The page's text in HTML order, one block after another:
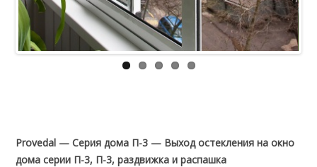
Provedal — Серия дома П-3 — Выход остекления на окно
дома серии П-3, П-3, раздвижка и распашка